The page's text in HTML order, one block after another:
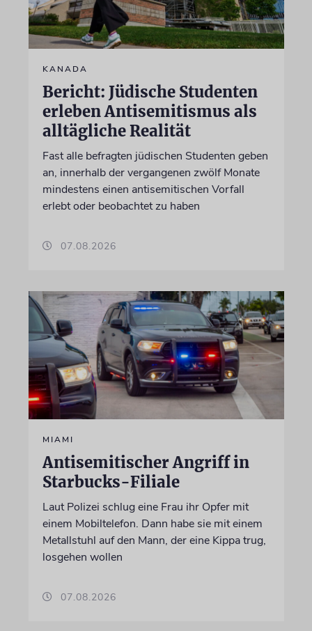
KANADA
Bericht: Jüdische Studenten
erleben Antisemitismus als
alltägliche Realität
Fast alle befragten jüdischen Studenten geben
an, innerhalb der vergangenen zwölf Monate
mindestens einen antisemitischen Vorfall
erlebt oder beobachtet zu haben
07.08.2026
MIAMI
Antisemitischer Angriff in
Starbucks-Filiale
Laut Polizei schlug eine Frau ihr Opfer mit
einem Mobiltelefon. Dann habe sie mit einem
Metallstuhl auf den Mann, der eine Kippa trug,
losgehen wollen
07.08.2026